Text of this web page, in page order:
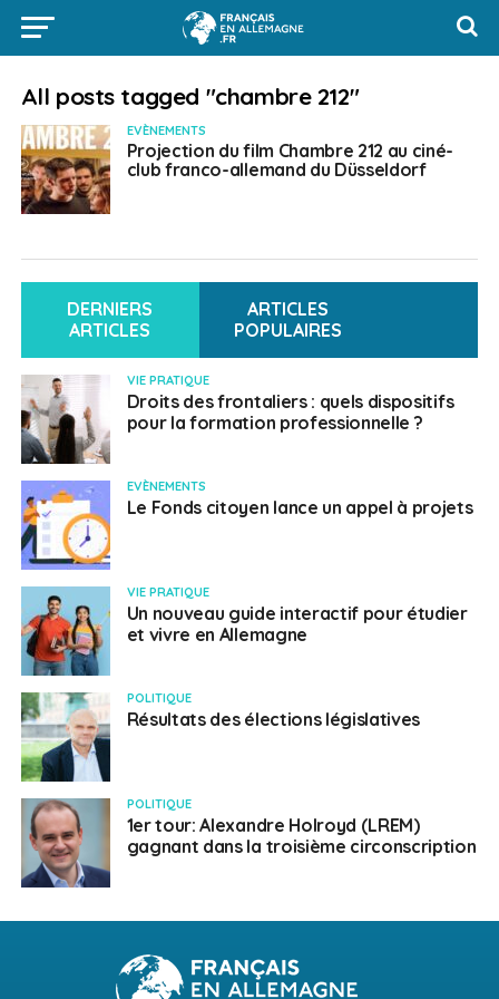
All posts tagged "chambre 212"
EVÈNEMENTS
Projection du film Chambre 212 au ciné-
club franco-allemand du Düsseldorf
DERNIERS
ARTICLES
ARTICLES
POPULAIRES
VIE PRATIQUE
Droits des frontaliers : quels dispositifs
pour la formation professionnelle ?
EVÈNEMENTS
Le Fonds citoyen lance un appel à projets
VIE PRATIQUE
Un nouveau guide interactif pour étudier
et vivre en Allemagne
POLITIQUE
Résultats des élections législatives
POLITIQUE
1er tour: Alexandre Holroyd (LREM)
gagnant dans la troisième circonscription